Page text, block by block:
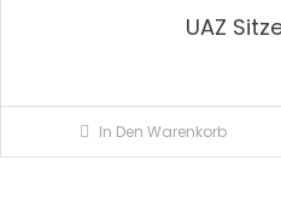
UAZ
In Den Warenkorb